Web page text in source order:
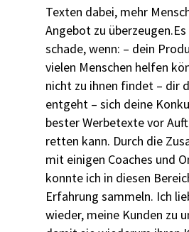
Texten dabei, mehr
Angebot zu
schade, wenn: – dein
vielen Menschen helfen
nicht zu ihnen findet – dir
entgeht – sich deine
bester Werbetexte vor
retten kann. Durch die
mit einigen Coaches und
konnte ich in diesen
Erfahrung sammeln. Ich
wieder, meine Kunden zu